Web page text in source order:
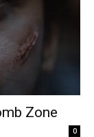
Zone
0